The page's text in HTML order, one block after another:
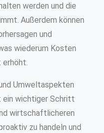
werden und die
Außerdem können
und
wiederum Kosten
Umweltaspekten
wichtiger Schritt
wirtschaftlicheren
zu handeln und